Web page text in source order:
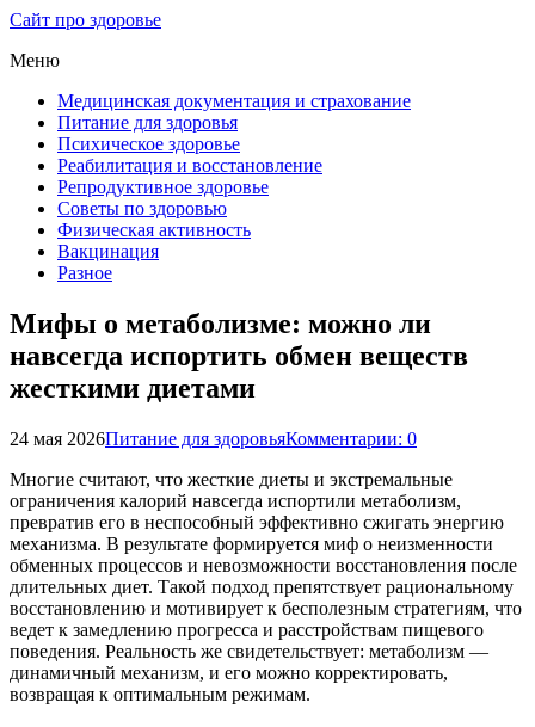
Сайт про здоровье
Меню
Медицинская документация и страхование
Питание для здоровья
Психическое здоровье
Реабилитация и восстановление
Репродуктивное здоровье
Советы по здоровью
Физическая активность
Вакцинация
Разное
Мифы о метаболизме: можно ли
навсегда испортить обмен веществ
жесткими диетами
24 мая 2026Питание для здоровьяКомментарии: 0
Многие считают, что жесткие диеты и экстремальные
ограничения калорий навсегда испортили метаболизм,
превратив его в неспособный эффективно сжигать энергию
механизма. В результате формируется миф о неизменности
обменных процессов и невозможности восстановления после
длительных диет. Такой подход препятствует рациональному
восстановлению и мотивирует к бесполезным стратегиям, что
ведет к замедлению прогресса и расстройствам пищевого
поведения. Реальность же свидетельствует: метаболизм —
динамичный механизм, и его можно корректировать,
возвращая к оптимальным режимам.